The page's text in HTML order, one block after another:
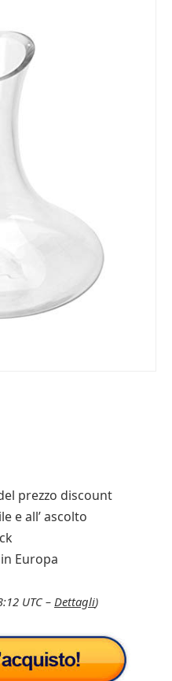
prezzo discount
e all’ ascolto
Europa
UTC – Dettagli)